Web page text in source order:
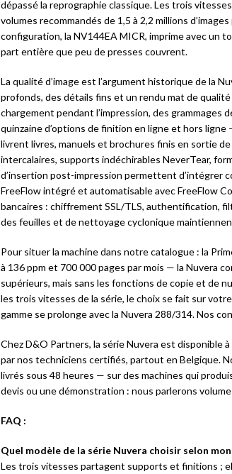
dépassé la reprographie classique. Les trois
volumes recommandés de 1,5 à 2,2 millions
configuration, la NV144EA MICR, imprime avec un
part entière que peu de presses couvrent.
La qualité d’image est l’argument historique de la
profonds, des détails fins et un rendu mat de
chargement pendant l’impression, des grammages
quinzaine d’options de finition en ligne et hors
livrent livres, manuels et brochures finis en sortie
intercalaires, supports indéchirables NeverTear,
d’insertion post-impression permettent d’intégrer
FreeFlow intégré et automatisable avec FreeFlow
bancaires : chiffrement SSL/TLS, authentification,
des feuilles et de nettoyage cyclonique
Pour situer la machine dans notre catalogue : la
à 136 ppm et 700 000 pages par mois — la Nuvera
supérieurs, mais sans les fonctions de copie et de
les trois vitesses de la série, le choix se fait sur
gamme se prolonge avec la Nuvera 288/314. Nos
Chez D&O Partners, la série Nuvera est disponible
par nos techniciens certifiés, partout en Belgique.
livrés sous 48 heures — sur des machines qui
devis ou une démonstration : nous parlerons
FAQ :
Quel modèle de la série Nuvera choisir selon mon
Les trois vitesses partagent supports et finitions ;